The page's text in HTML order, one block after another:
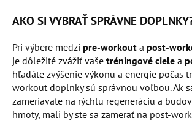
AKO SI VYBRAŤ SPRÁVNE
Pri výbere medzi pre-workout a post-
je dôležité zvážiť vaše tréningové ciele a
hľadáte zvýšenie výkonu a energie počas
workout doplnky sú správnou voľbou. Ak
zameriavate na rýchlu regeneráciu a
hmoty, mali by ste sa zamerať na post-